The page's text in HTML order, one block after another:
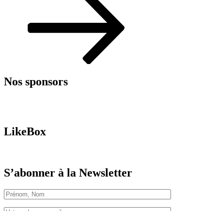
Nos sponsors
LikeBox
S’abonner à la Newsletter